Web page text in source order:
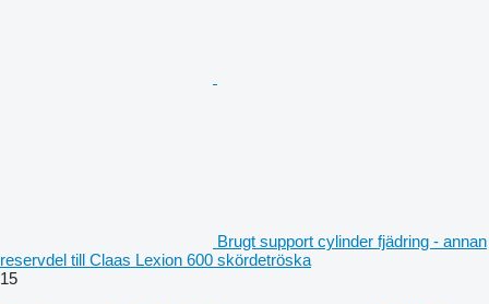
Brugt support cylinder fjädring - annan
reservdel till Claas Lexion 600 skördetröska
15